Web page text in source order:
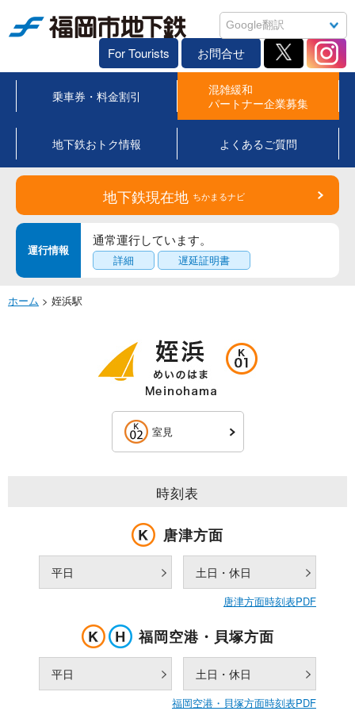
For Tourists お問合せ
乗車券・料金割引
混雑緩和
パートナー企業募集
地下鉄おトク情報 よくあるご質問
地下鉄現在地 ちかまるナビ
運行情報
通常運行しています。
詳細 遅延証明書
ホーム > 姪浜駅
室見
時刻表
唐津方面
平日 土日・休日
唐津方面時刻表PDF
福岡空港・貝塚方面
平日 土日・休日
福岡空港・貝塚方面時刻表PDF